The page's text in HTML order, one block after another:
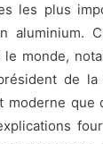
les plus
aluminium.
monde,
de la
que